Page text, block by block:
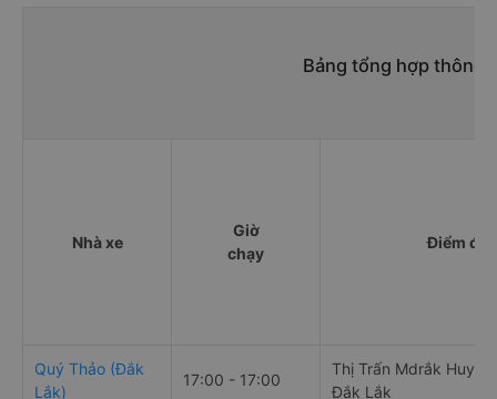
Bảng tổng hợp thông
Nhà xe
Giờ
chạy
Điểm đi
Quý Thảo (Đắk
Lắk)
17:00 - 17:00
Thị Trấn Mdrắk
Đắk Lắk